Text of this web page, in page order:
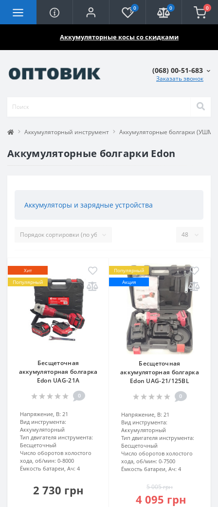
Аккумуляторные косы со скидками
0 0 0
(068) 00-51-683
Заказать звонок
Аккумуляторный инструмент Аккумуляторные болгарки (УШМ)
Аккумуляторные болгарки Edon
Аккумуляторы и зарядные устройства
Хит
Популярный
Бесщеточная
аккумуляторная болгарка
Edon UAG-21A
0
Напряжение, В: 21
Вид инструмента:
Аккумуляторный
Тип двигателя инструмента:
Бесщеточный
Число оборотов холостого
хода, об/мин: 0-8000
Ёмкость батареи, Ач: 4
2 730 грн
Популярный
Акция
Бесщеточная
аккумуляторная болгарка
Edon UAG-21/125BL
0
Напряжение, В: 21
Вид инструмента:
Аккумуляторный
Тип двигателя инструмента:
Бесщеточный
Число оборотов холостого
хода, об/мин: 0-7500
Ёмкость батареи, Ач: 4
5 005 грн
4 095 грн